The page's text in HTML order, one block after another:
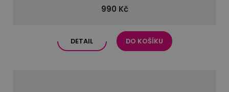
990 Kč
DETAIL DO KOŠÍKU